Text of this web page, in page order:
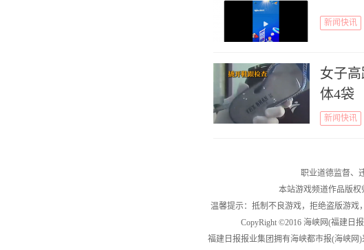
新闻快讯
女子
体4袋
新闻快讯
职业道德监督、
本站游戏频道作品版权
温馨提示：抵制不良游戏，拒绝盗版游戏
CopyRight ©2016 海峡网(福建日
福建日报报业集团拥有海峡都市报(海峡网